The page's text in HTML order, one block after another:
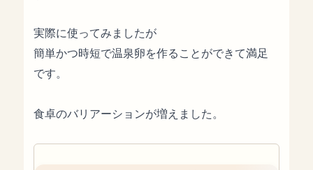
実際に使ってみましたが
簡単かつ時短で温泉卵を作ることができて満足
です。
食卓のバリアーションが増えました。